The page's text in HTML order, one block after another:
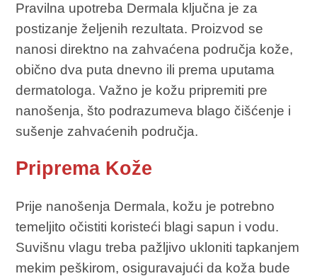
Pravilna upotreba Dermala ključna je za
postizanje željenih rezultata. Proizvod se
nanosi direktno na zahvaćena područja kože,
obično dva puta dnevno ili prema uputama
dermatologa. Važno je kožu pripremiti pre
nanošenja, što podrazumeva blago čišćenje i
sušenje zahvaćenih područja.
Priprema Kože
Prije nanošenja Dermala, kožu je potrebno
temeljito očistiti koristeći blagi sapun i vodu.
Suvišnu vlagu treba pažljivo ukloniti tapkanjem
mekim peškirom, osiguravajući da koža bude